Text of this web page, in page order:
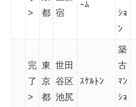
>
都 宿
ｰﾑ
ｼｮ
ﾝ
完
了
>
東
京
都
世田
谷区
池尻
ｽｹﾙﾄﾝ
築
古
ﾏﾝ
ｼｮ